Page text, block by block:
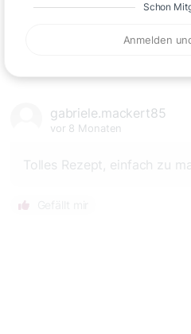
Schon
Anmelden
gabriele.mackert85
vor 8 Monaten
Tolles Rezept, einfach zu